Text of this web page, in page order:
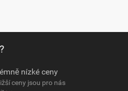
nízké ceny
ceny jsou pro nás